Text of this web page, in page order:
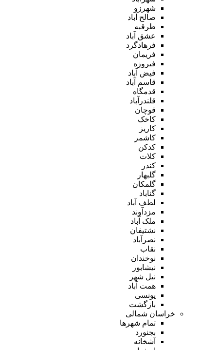
شهرزو
صالح آباد
طرقبه
عشق آباد
فرهادگرد
فریمان
فیروزه
فیض آباد
قاسم آباد
قدمگاه
قلندرآباد
قوچان
کاخک
کاریز
کاشمر
کدکن
کلات
کندر
گلبهار
گلمکان
گناباد
لطف آباد
مزدآوند
ملک آباد
نشتیفان
نصرآباد
نقاب
نوخندان
نیشابور
نیل شهر
همت آباد
یونسی
بازگشت
خراسان شمالی
تمام شهر‌ها
بجنورد
آشخانه